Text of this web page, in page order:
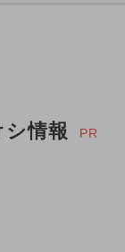
情報 PR